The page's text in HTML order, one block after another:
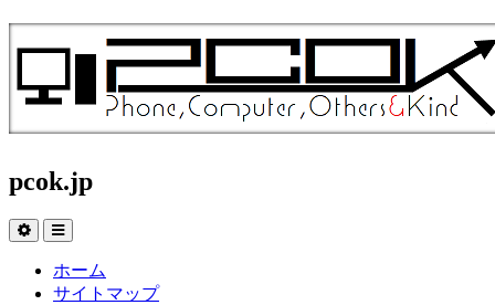
pcok.jp
ホーム
サイトマップ